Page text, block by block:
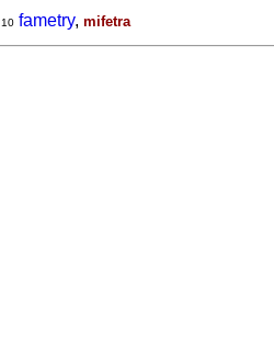
10 fametry, mifetra